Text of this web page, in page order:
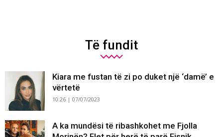
Të fundit
Kiara me fustan të zi po duket një ‘damë’ e
vërtetë
10:26 | 07/07/2023
A ka mundësi të ribashkohet me Fjolla